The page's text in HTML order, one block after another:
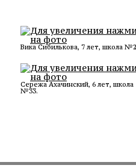
Вика Сибилькова, 7 лет, школа
Сережа Ахачинский, 6 лет, школа
№33.